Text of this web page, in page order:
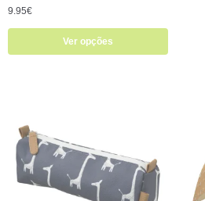
9.95€
Ver opções